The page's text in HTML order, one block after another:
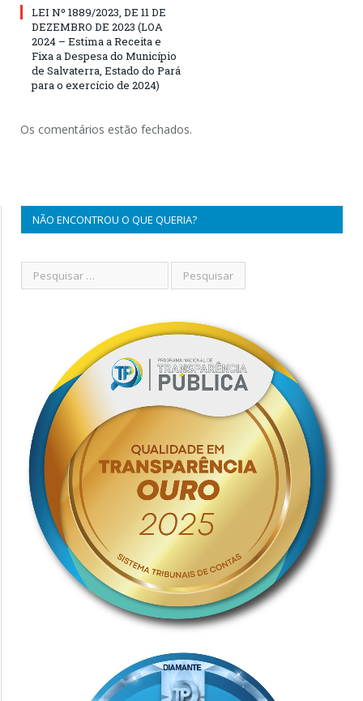
LEI Nº 1889/2023, DE 11 DE
DEZEMBRO DE 2023 (LOA
2024 – Estima a Receita e
Fixa a Despesa do Município
de Salvaterra, Estado do Pará
para o exercício de 2024)
Os comentários estão fechados.
NÃO ENCONTROU O QUE QUERIA?